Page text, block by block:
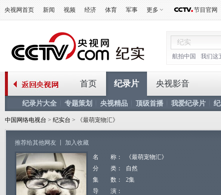
央视网首页 新闻 视频 经济 体育 军事 更多 节目官网
航拍中国 我们这
首页 纪录片
纪录片大全 专题策划 央视精品 顶级首播 我爱纪录片
央视影音
中国网络电视台 > 纪实台 > 《最萌宠物汇》
推荐给其他网友 加入收藏
名 称：
《最萌宠物汇》
分 类：
自然
集 数：
2集
导 演：